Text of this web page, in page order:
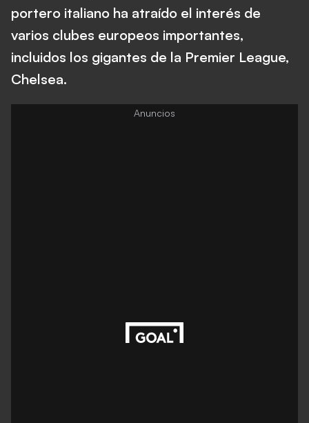
portero italiano ha atraído el interés de
varios clubes europeos importantes,
incluidos los gigantes de la Premier League,
Chelsea.